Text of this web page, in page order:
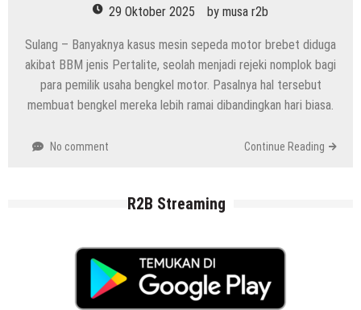
29 Oktober 2025 by musa r2b
Sulang – Banyaknya kasus mesin sepeda motor brebet diduga
akibat BBM jenis Pertalite, seolah menjadi rejeki nomplok bagi
para pemilik usaha bengkel motor. Pasalnya hal tersebut
membuat bengkel mereka lebih ramai dibandingkan hari biasa.
No comment Continue Reading
R2B Streaming